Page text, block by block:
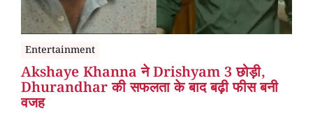
Entertainment
Akshaye Khanna ने Drishyam 3 छोड़ी,
Dhurandhar की सफलता के बाद बढ़ी फीस बनी
वजह